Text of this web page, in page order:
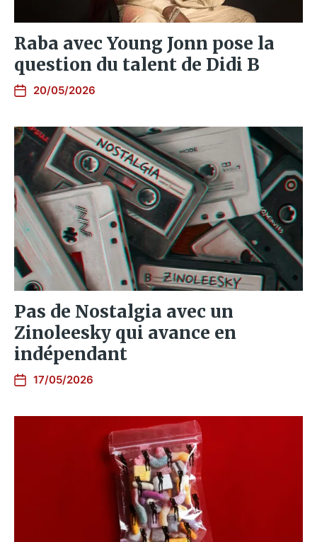
Raba avec Young Jonn pose la
question du talent de Didi B
20/05/2026
Pas de Nostalgia avec un
Zinoleesky qui avance en
indépendant
17/05/2026